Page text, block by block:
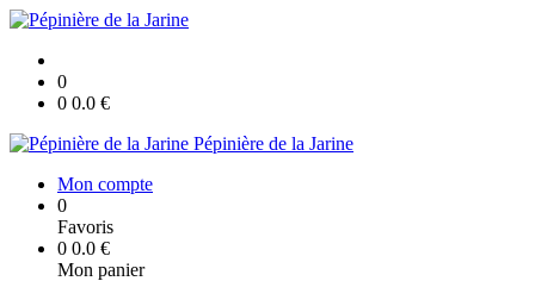
0
0 0.0 €
Pépinière de la Jarine
Mon compte
0
Favoris
0 0.0 €
Mon panier